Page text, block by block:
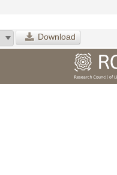
Download